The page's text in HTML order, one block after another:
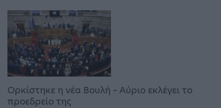
Ορκίστηκε η νέα Βουλή – Αύριο εκλέγει το
προεδρείο της